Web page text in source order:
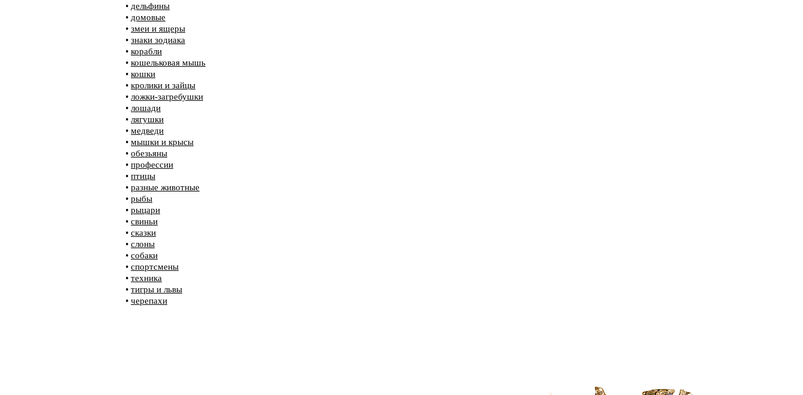
• дельфины
• домовые
• змеи и ящеры
• знаки зодиака
• корабли
• кошельковая мышь
• кошки
• кролики и зайцы
• ложки-загребушки
• лошади
• лягушки
• медведи
• мышки и крысы
• обезьяны
• профессии
• птицы
• разные животные
• рыбы
• рыцари
• свиньи
• сказки
• слоны
• собаки
• спортсмены
• техника
• тигры и львы
• черепахи